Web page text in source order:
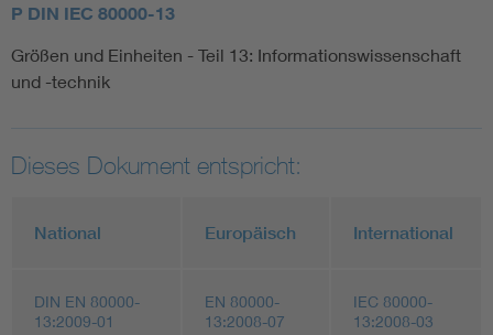
P DIN IEC 80000-13
Größen und Einheiten - Teil 13: Informationswissenschaft
und -technik
Dieses Dokument entspricht:
National Europäisch International
DIN EN 80000-
13:2009-01
EN 80000-
13:2008-07
IEC 80000-
13:2008-03